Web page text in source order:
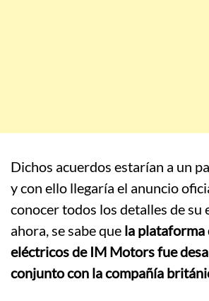
Dichos acuerdos estarían a un
y con ello llegaría el anuncio
conocer todos los detalles de su
ahora, se sabe que la plataforma
eléctricos de IM Motors fue
conjunto con la compañía